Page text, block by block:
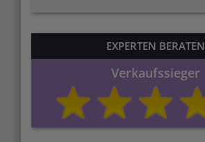
EXPERTEN BERATEN
Verkaufssieger